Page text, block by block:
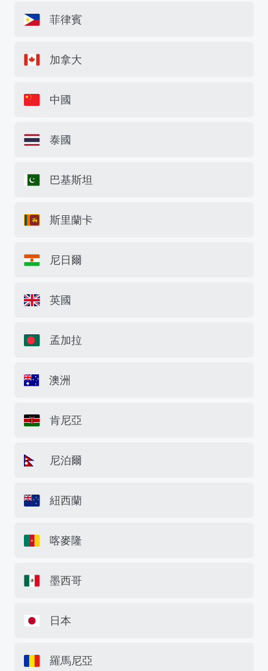
菲律賓
加拿大
中國
泰國
巴基斯坦
斯里蘭卡
尼日爾
英國
孟加拉
澳洲
肯尼亞
尼泊爾
紐西蘭
喀麥隆
墨西哥
日本
羅馬尼亞